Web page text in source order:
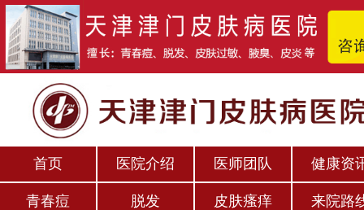
首页 医院介绍 医师团队 健康资
青春痘 脱发 皮肤瘙痒 来院路